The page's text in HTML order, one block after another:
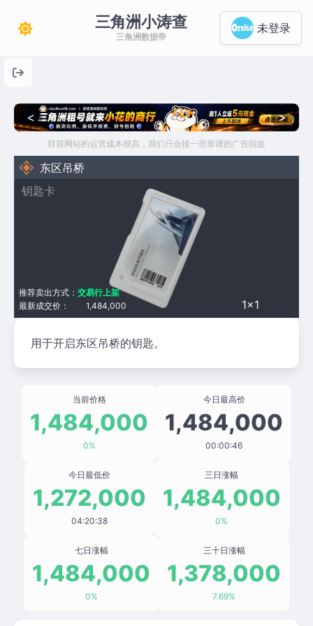
三角洲小涛查
三角洲数据帝
未登录
< >
目前网站的运营成本很高，我们只会接一些靠谱的广告回血
东区吊桥
钥匙卡
1×1
最新成交价： 1,484,000
推荐卖出方式： 交易行上架
用于开启东区吊桥的钥匙。
当前价格
1,484,000
0%
今日最高价
1,484,000
00:00:46
今日最低价
1,272,000
04:20:38
三日涨幅
1,484,000
0%
七日涨幅
1,484,000
0%
三十日涨幅
1,378,000
7.69%